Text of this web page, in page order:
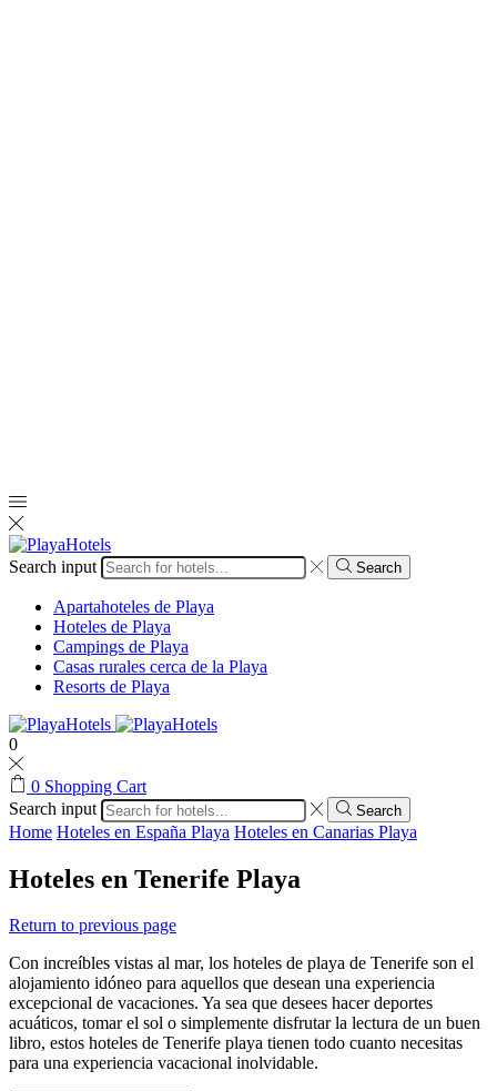
Search input Search
Apartahoteles de Playa
Hoteles de Playa
Campings de Playa
Casas rurales cerca de la Playa
Resorts de Playa
0
0 Shopping Cart
Search input
Search
Home Hoteles en España Playa Hoteles en Canarias Playa
Hoteles en Tenerife Playa
Return to previous page
Con increíbles vistas al mar, los hoteles de playa de Tenerife son el
alojamiento idóneo para aquellos que desean una experiencia
excepcional de vacaciones. Ya sea que desees hacer deportes
acuáticos, tomar el sol o simplemente disfrutar la lectura de un buen
libro, estos hoteles de Tenerife playa tienen todo cuanto necesitas
para una experiencia vacacional inolvidable.